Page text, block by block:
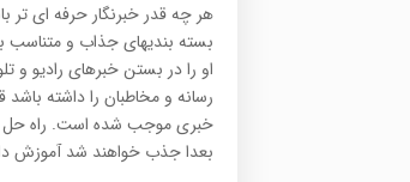
هر چه قدر خبرنگار حرفه ای تر
بسته بندیهای جذاب و متناسب
او را در بستن خبرهای رادیو و
رسانه و مخاطبان را داشته
خبری موجب شده است. راه حل
بعدا جذب خواهند شد آموزش